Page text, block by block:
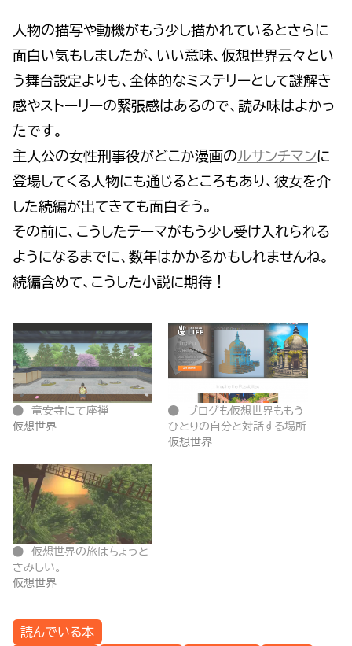
人物の描写や動機がもう少し描かれているとさらに
面白い気もしましたが、いい意味、仮想世界云々とい
う舞台設定よりも、全体的なミステリーとして謎解き
感やストーリーの緊張感はあるので、読み味はよかっ
たです。
主人公の女性刑事役がどこか漫画のルサンチマンに
登場してくる人物にも通じるところもあり、彼女を介
した続編が出てきても面白そう。
その前に、こうしたテーマがもう少し受け入れられる
ようになるまでに、数年はかかるかもしれませんね。
続編含めて、こうした小説に期待！
竜安寺にて座禅
仮想世界
ブログも仮想世界ももう
ひとりの自分と対話する場所
仮想世界
仮想世界の旅はちょっと
さみしい。
仮想世界
読んでいる本